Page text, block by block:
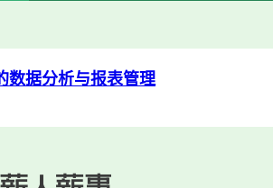
数据分析与报表管理